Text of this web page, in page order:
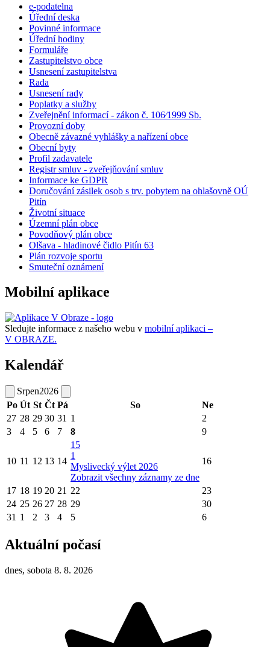
e-podatelna
Úřední deska
Povinné informace
Úřední hodiny
Formuláře
Zastupitelstvo obce
Usnesení zastupitelstva
Rada
Usnesení rady
Poplatky a služby
Zveřejnění informací - zákon č. 106⁄1999 Sb.
Provozní doby
Obecně závazné vyhlášky a nařízení obce
Obecní byty
Profil zadavatele
Registr smluv - zveřejňování smluv
Informace ke GDPR
Doručování zásilek osob s trv. pobytem na ohlašovně OÚ
Pitín
Životní situace
Územní plán obce
Povodňový plán obce
Olšava - hladinové čidlo Pitín 63
Plán rozvoje sportu
Smuteční oznámení
Mobilní aplikace
Sledujte informace z našeho webu v mobilní aplikaci –
V OBRAZE.
Kalendář
Srpen2026
Po Út St Čt Pá So
Ne
27 28 29 30 31 1
2
3
4 5 6 7 8 9
10 11 12 13 14
15
1
Myslivecký výlet 2026
Zobrazit všechny záznamy ze dne
16
17 18 19 20 21 22
23
24 25 26 27 28 29
30
31 1 2 3 4 5 6
Aktuální počasí
dnes, sobota 8. 8. 2026